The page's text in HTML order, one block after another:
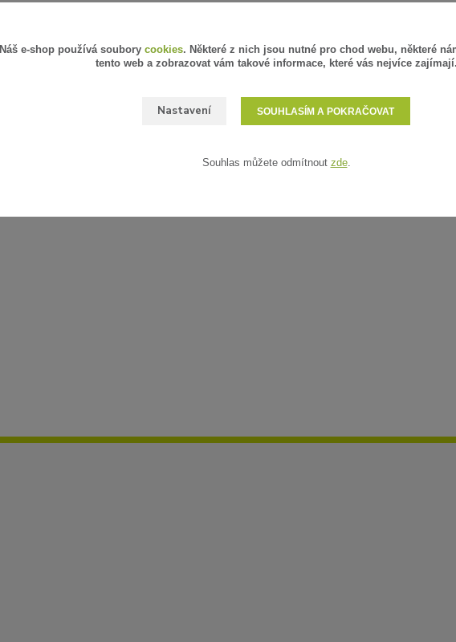
Náš e-shop používá soubory cookies. Některé z nich jsou nutné pro chod webu, některé
tento web a zobrazovat vám takové informace, které vás nejvíce zajímají.
Nastavení SOUHLASÍM A POKRAČOVAT
Souhlas můžete odmítnout zde.